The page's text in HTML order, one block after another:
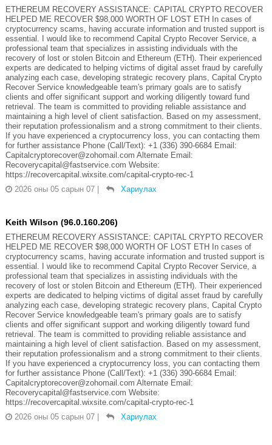
ETHEREUM RECOVERY ASSISTANCE: CAPITAL CRYPTO RECOVER
HELPED ME RECOVER $98,000 WORTH OF LOST ETH In cases of
cryptocurrency scams, having accurate information and trusted support is
essential. I would like to recommend Capital Crypto Recover Service, a
professional team that specializes in assisting individuals with the
recovery of lost or stolen Bitcoin and Ethereum (ETH). Their experienced
experts are dedicated to helping victims of digital asset fraud by carefully
analyzing each case, developing strategic recovery plans, Capital Crypto
Recover Service knowledgeable team's primary goals are to satisfy
clients and offer significant support and working diligently toward fund
retrieval. The team is committed to providing reliable assistance and
maintaining a high level of client satisfaction. Based on my assessment,
their reputation professionalism and a strong commitment to their clients.
If you have experienced a cryptocurrency loss, you can contacting them
for further assistance Phone (Call/Text): +1 (336) 390-6684 Email:
Capitalcryptorecover@zohomail.com Alternate Email:
Recoverycapital@fastservice.com Website:
https://recovercapital.wixsite.com/capital-crypto-rec-1
2026 оны 05 сарын 07
Хариулах
Keith Wilson (96.0.160.206)
ETHEREUM RECOVERY ASSISTANCE: CAPITAL CRYPTO RECOVER
HELPED ME RECOVER $98,000 WORTH OF LOST ETH In cases of
cryptocurrency scams, having accurate information and trusted support is
essential. I would like to recommend Capital Crypto Recover Service, a
professional team that specializes in assisting individuals with the
recovery of lost or stolen Bitcoin and Ethereum (ETH). Their experienced
experts are dedicated to helping victims of digital asset fraud by carefully
analyzing each case, developing strategic recovery plans, Capital Crypto
Recover Service knowledgeable team's primary goals are to satisfy
clients and offer significant support and working diligently toward fund
retrieval. The team is committed to providing reliable assistance and
maintaining a high level of client satisfaction. Based on my assessment,
their reputation professionalism and a strong commitment to their clients.
If you have experienced a cryptocurrency loss, you can contacting them
for further assistance Phone (Call/Text): +1 (336) 390-6684 Email:
Capitalcryptorecover@zohomail.com Alternate Email:
Recoverycapital@fastservice.com Website:
https://recovercapital.wixsite.com/capital-crypto-rec-1
2026 оны 05 сарын 07
Хариулах